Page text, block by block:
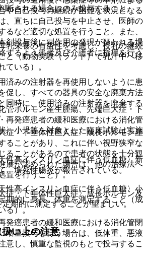
断される場合にのみ投与すること。
乳栄養の有益性を考慮し、授乳の継続
と（動物実験（ラット）で乳汁中へ移
ている）。
ホルモン産生腫瘍、先端巨大症・下
再発癌患者の緩和医療における消化管
〉小児等を対象とした臨床試験は実施
高インスリン血症に伴う低血糖〉新
、壊死性腸炎が報告されている。
性高インスリン血症に伴う低血糖〉小
期的に身長、体重を測定すること（成
る）。
い上の注意
や自己投与の継続が困難な状況となる
、直ちに自己投与を中止させ、医師の
るなど適切な処置を行うこと。また、
剤投与後に副作用の発現が疑われる場
するよう患者及び介護者に指導を行う
済みの注射器を再使用しないように患
促し、すべての器具の安全な廃棄方法
同時に、使用済みの注射器を廃棄する
・下垂体性巨人症〉成長ホルモン産
ることがあり、これに伴い視野狭窄な
ることがあるので患者の状態を十分観
展が認められた場合は、他の治療法へ
置を行うこと）。
症・下垂体性巨人症〉成長ホルモン及
期的に測定することが望ましい。
癌患者の緩和医療における消化管閉
増量投与を行う場合は、低体重、悪液
意し、慎重な監視のもとで投与するこ